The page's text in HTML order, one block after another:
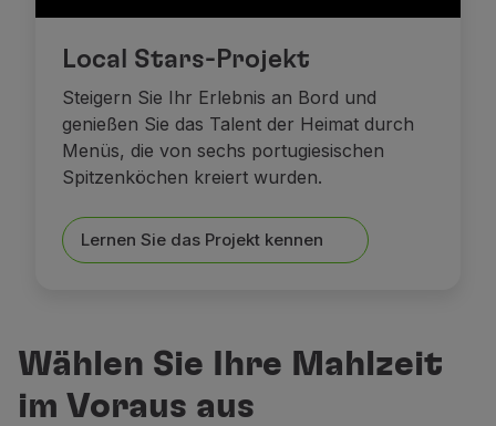
Local Stars-Projekt
Steigern Sie Ihr Erlebnis an Bord und
genießen Sie das Talent der Heimat durch
Menüs, die von sechs portugiesischen
Spitzenköchen kreiert wurden.
Lernen Sie das Projekt kennen
Wählen Sie Ihre Mahlzeit
im Voraus aus